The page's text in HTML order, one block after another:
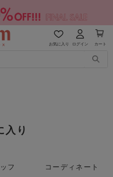
お気に入り ログイン カート
入り
フ コーディネート